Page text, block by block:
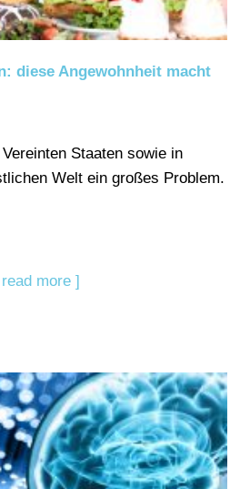
diese Angewohnheit macht
Staaten sowie in
Welt ein großes Problem.
more ]